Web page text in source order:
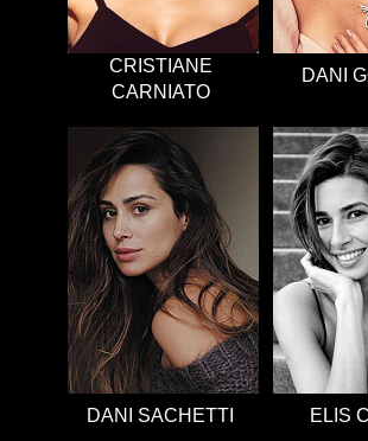
CRISTIANE
CARNIATO
DANI
DANI SACHETTI ELIS